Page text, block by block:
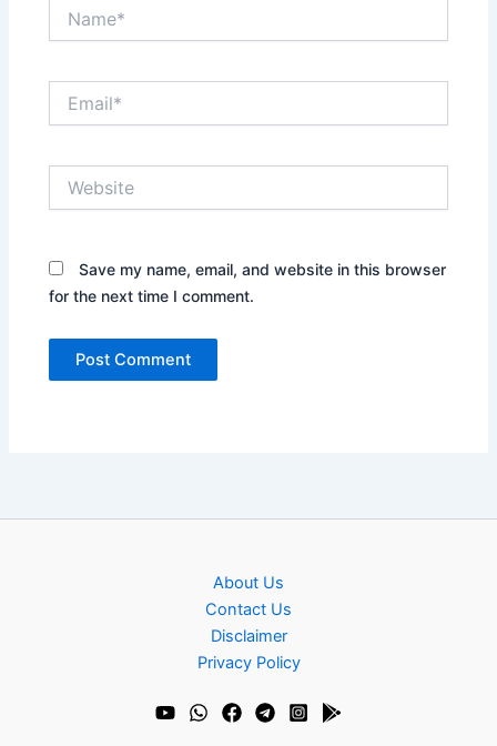
Save my name, email, and website in this browser
for the next time I comment.
About Us
Contact Us
Disclaimer
Privacy Policy